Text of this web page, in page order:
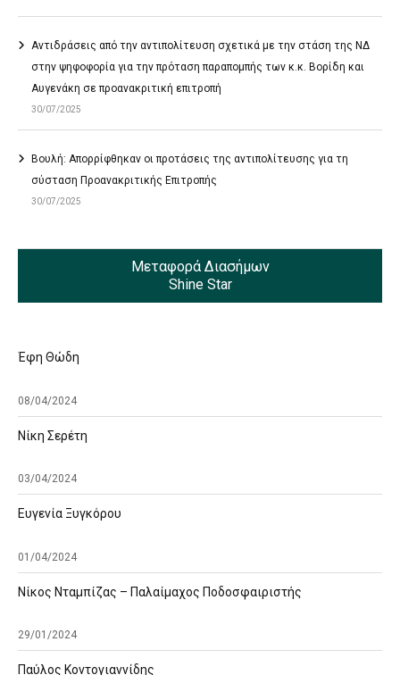
Αντιδράσεις από την αντιπολίτευση σχετικά με την στάση της ΝΔ
στην ψηφοφορία για την πρόταση παραπομπής των κ.κ. Βορίδη και
Αυγενάκη σε προανακριτική επιτροπή
30/07/2025
Βουλή: Απορρίφθηκαν οι προτάσεις της αντιπολίτευσης για τη
σύσταση Προανακριτικής Επιτροπής
30/07/2025
Μεταφορά Διασήμων
Shine Star
Έφη Θώδη
08/04/2024
Νίκη Σερέτη
03/04/2024
Ευγενία Ξυγκόρου
01/04/2024
Νίκος Νταμπίζας – Παλαίμαχος Ποδοσφαιριστής
29/01/2024
Παύλος Κοντογιαννίδης